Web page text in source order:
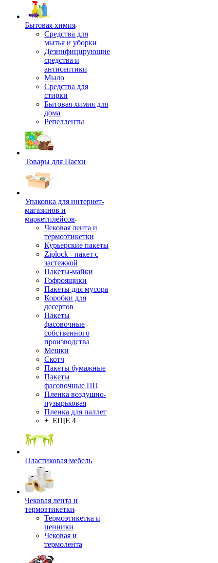
Бытовая химия
Средства для
мытья и уборки
Дезинфицирующие
средства и
антисептики
Мыло
Средства для
стирки
Бытовая химия для
дома
Репелленты
Товары для Пасхи
Упаковка для интернет-
магазинов и
маркетплейсов
Чековая лента и
термоэтикетки
Курьерские пакеты
Ziplock - пакет с
застежкой
Пакеты-майки
Гофроящики
Пакеты для мусора
Коробки для
десертов
Пакеты
фасовочные
собственного
производства
Мешки
Скотч
Пакеты бумажные
Пакеты
фасовочные ПП
Пленка воздушно-
пузырьковая
Пленка для паллет
+ ЕЩЕ 4
Пластиковая мебель
Чековая лента и
термоэтикетки
Термоэтикетка и
ценники
Чековая и
термолента